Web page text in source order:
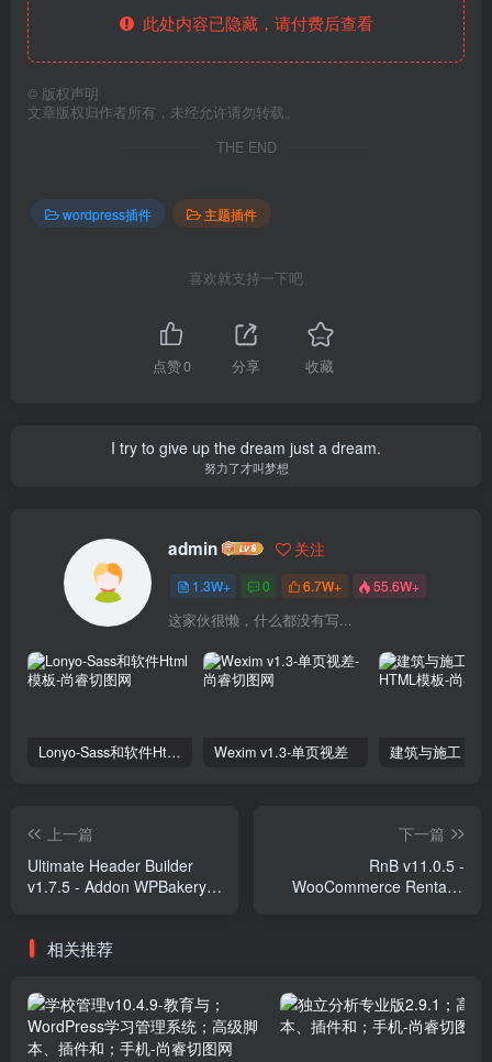
此处内容已隐藏，请付费后查看
© 版权声明
文章版权归作者所有，未经允许请勿转载。
THE END
wordpress插件 主题插件
喜欢就支持一下吧
点赞0 分享 收藏
I try to give up the dream just a dream.
努力了才叫梦想
admin 关注
1.3W+ 0 6.7W+ 55.6W+
这家伙很懒，什么都没有写...
Lonyo-Sass和软件Html模板 Wexim v1.3-单页视差
上一篇
Ultimate Header Builder
v1.7.5 - Addon WPBakery
下一篇
RnB v11.0.5 -
WooCommerce Rental &
相关推荐